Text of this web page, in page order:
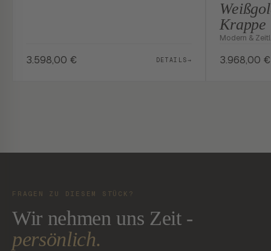
3.598,00 € DETAILS→
Modern &
3.968,00 €
FRAGEN ZU DIESEM STÜCK?
Wir nehmen uns Zeit -
persönlich.